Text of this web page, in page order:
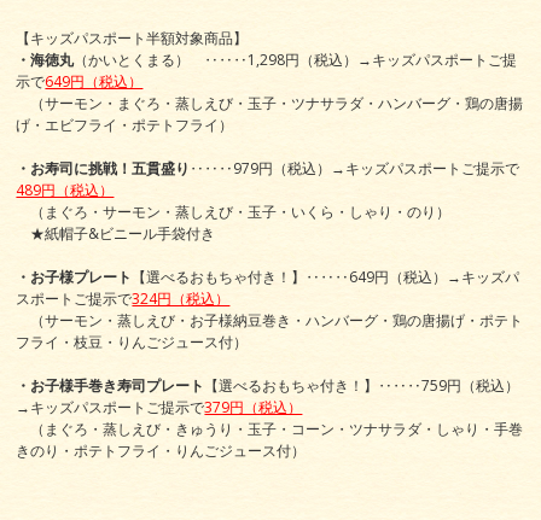
【キッズパスポート半額対象商品】
・海徳丸（かいとくまる） ‥‥‥1,298円（税込）→キッズパスポートご提
示で649円（税込）
（サーモン・まぐろ・蒸しえび・玉子・ツナサラダ・ハンバーグ・鶏の唐揚
げ・エビフライ・ポテトフライ）
・お寿司に挑戦！五貫盛り ‥‥‥979円（税込）→キッズパスポートご提示で
489円（税込）
（まぐろ・サーモン・蒸しえび・玉子・いくら・しゃり・のり）
★紙帽子&ビニール手袋付き
・お子様プレート 【選べるおもちゃ付き！】‥‥‥649円（税込）→キッズパ
スポートご提示で324円（税込）
（サーモン・蒸しえび・お子様納豆巻き・ハンバーグ・鶏の唐揚げ・ポテト
フライ・枝豆・りんごジュース付）
・お子様手巻き寿司プレート 【選べるおもちゃ付き！】‥‥‥759円（税込）
→キッズパスポートご提示で379円（税込）
（まぐろ・蒸しえび・きゅうり・玉子・コーン・ツナサラダ・しゃり・手巻
きのり・ポテトフライ・りんごジュース付）